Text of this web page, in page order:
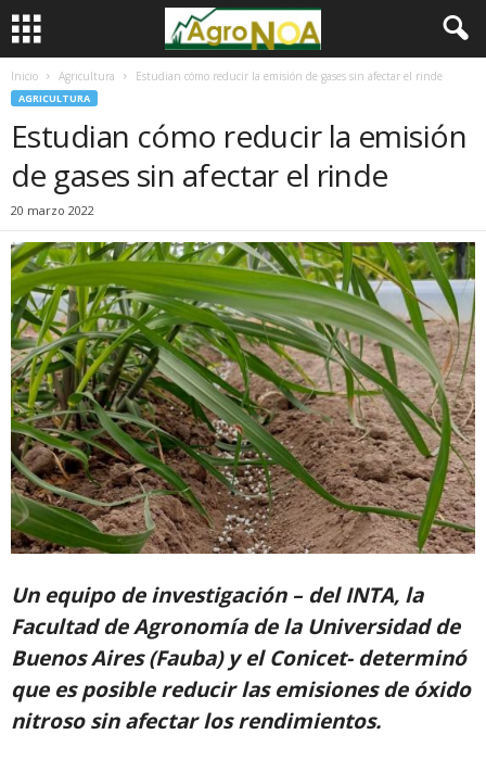
Inicio Agricultura Estudian cómo reducir la emisión de gases sin afectar el rinde
AGRICULTURA
Estudian cómo reducir la emisión
de gases sin afectar el rinde
20 marzo 2022
Un equipo de investigación – del INTA, la
Facultad de Agronomía de la Universidad de
Buenos Aires (Fauba) y el Conicet- determinó
que es posible reducir las emisiones de óxido
nitroso sin afectar los rendimientos.